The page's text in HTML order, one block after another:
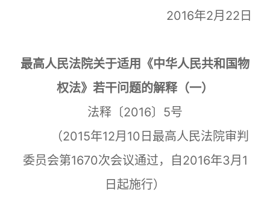
2016年2月22日
最高人民法院关于适用《中华人民共和国物
权法》若干问题的解释（一）
法释〔2016〕5号
（2015年12月10日最高人民法院审判
委员会第1670次会议通过，自2016年3月1
日起施行）